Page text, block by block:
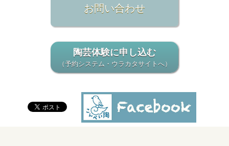
お問い合わせ
陶芸体験に申し込む
（予約システム・ウラカタサイトへ）